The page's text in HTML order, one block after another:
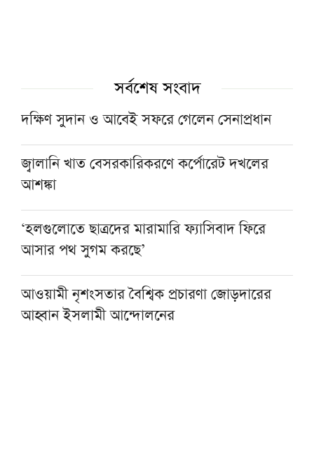
সর্বশেষ সংবাদ
দক্ষিণ সুদান ও আবেই সফরে গেলেন সেনাপ্রধান
জ্বালানি খাত বেসরকারিকরণে কর্পোরেট দখলের
আশঙ্কা
‘হলগুলোতে ছাত্রদের মারামারি ফ্যাসিবাদ ফিরে
আসার পথ সুগম করছে’
আওয়ামী নৃশংসতার বৈশ্বিক প্রচারণা জোড়দারের
আহ্বান ইসলামী আন্দোলনের